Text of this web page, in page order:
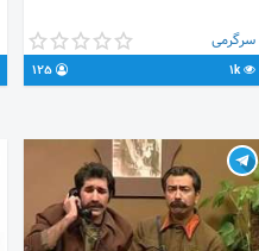
سرگرمی
1k
125